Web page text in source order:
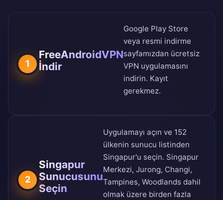
1
FreeAndroidVPN
İndir
Google Play Store
veya resmi indirme
sayfamızdan ücretsiz
VPN uygulamasını
indirin. Kayıt
gerekmez.
2
Singapur
Sunucusunu
Seçin
Uygulamayı açın ve 152
ülkenin sunucu listinden
Singapur'u seçin. Singapur
Merkezi, Jurong, Changi,
Tampines, Woodlands dahil
olmak üzere birden fazla